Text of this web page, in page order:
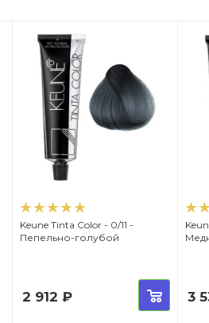
Keune Tinta Color - 0/11 -
Пепельно-голубой
2 912 ₽ 3